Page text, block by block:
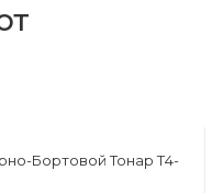
Бортовой Тонар Т4-